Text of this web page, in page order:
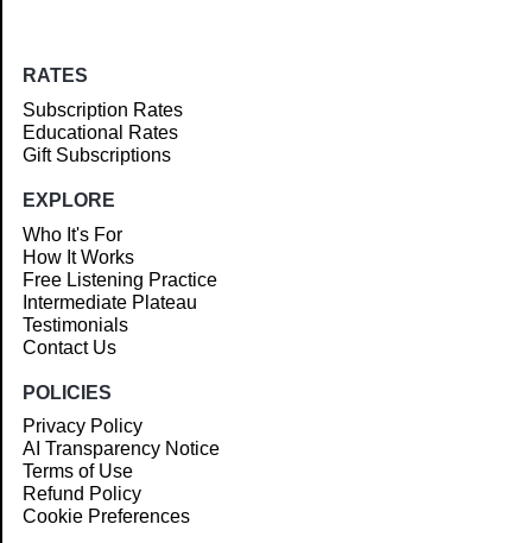
RATES
Subscription Rates
Educational Rates
Gift Subscriptions
EXPLORE
Who It's For
How It Works
Free Listening Practice
Intermediate Plateau
Testimonials
Contact Us
POLICIES
Privacy Policy
AI Transparency Notice
Terms of Use
Refund Policy
Cookie Preferences